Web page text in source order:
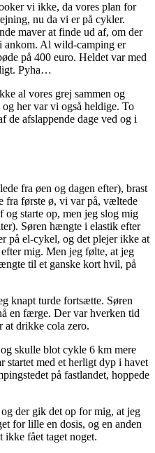
vi ikke, da vores plan for
nu da vi er på cykler.
maver at finde ud af, om der
ankom. Al wild-camping er
på 400 euro. Heldet var med
Pyha…
al vores grej sammen og
her var vi også heldige. To
de afslappende dage ved og i
fra øen og dagen efter), brast
fra første ø, vi var på, væltede
starte op, men jeg slog mig
Søren hængte i elastik efter
på el-cykel, og det plejer ikke at
mig. Men jeg følte, at jeg
til et ganske kort hvil, på
knapt turde fortsætte. Søren
en færge. Der var hverken tid
at drikke cola zero.
skulle blot cykle 6 km mere
startet med et herligt dyp i havet
på fastlandet, hoppede
der gik det op for mig, at jeg
for lille en dosis, og en anden
ikke fået taget noget.